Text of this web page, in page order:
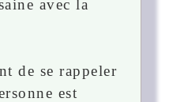
avec la
de se rappeler
est